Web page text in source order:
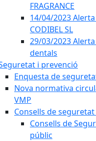
FRAGRANCE
14/04/2023 Alerta
CODIBEL SL
29/03/2023
dentals
i prevenció
Enquesta de
Nova normativa
VMP
Consells de
Consells de
públic